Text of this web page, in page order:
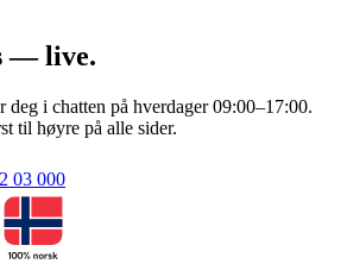
— live.
deg i chatten på hverdager 09:00–17:00.
til høyre på alle sider.
03 000